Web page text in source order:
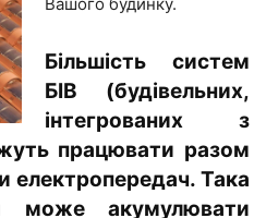
Більшість систем
БІВ (будівельних,
інтегрованих з
працювати разом
електропередач. Така
може акумулювати